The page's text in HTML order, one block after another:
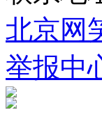
北京网
举报中